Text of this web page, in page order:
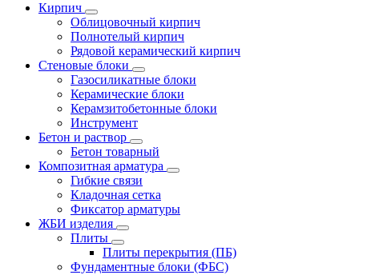
Кирпич
Облицовочный кирпич
Полнотелый кирпич
Рядовой керамический кирпич
Стеновые блоки
Газосиликатные блоки
Керамические блоки
Керамзитобетонные блоки
Инструмент
Бетон и раствор
Бетон товарный
Композитная арматура
Гибкие связи
Кладочная сетка
Фиксатор арматуры
ЖБИ изделия
Плиты
Плиты перекрытия (ПБ)
Фундаментные блоки (ФБС)